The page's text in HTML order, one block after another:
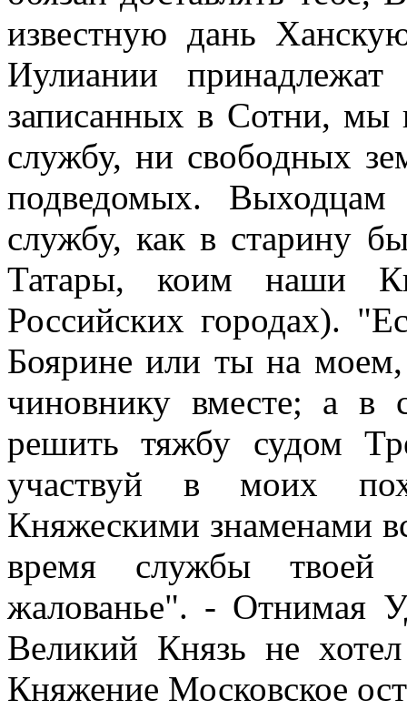
известную дань
Иулиании
записанных в Сотни, мы
службу, ни свободных
подведомых. Выходцам
службу, как в старину
Татары, коим наши
Российских городах).
Боярине или ты на
чиновнику вместе; а в
решить тяжбу судом
участвуй в моих
Княжескими знаменами
время службы твоей
жалованье". - Отнимая
Великий Князь не
Княжение Московское